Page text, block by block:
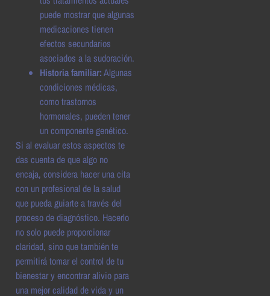
puede mostrar que algunas
medicaciones tienen
efectos secundarios
asociados a la sudoración.
Historia familiar:Algunas
condiciones médicas,
como trastornos
hormonales, pueden tener
un componente genético.
Si al evaluar estos aspectos te
das cuenta de que algo no
encaja, considera hacer una cita
con un profesional de la salud
que pueda guiarte a través del
proceso de diagnóstico. Hacerlo
no solo puede proporcionar
claridad, sino que también te
permitirá tomar el control de tu
bienestar y encontrar alivio para
una mejor calidad de vida y un